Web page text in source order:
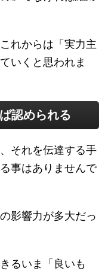
れからは「実力主
いくと思われま
認められる
それを伝達する手
事はありませんで
影響力が多大だっ
るいま「良いも